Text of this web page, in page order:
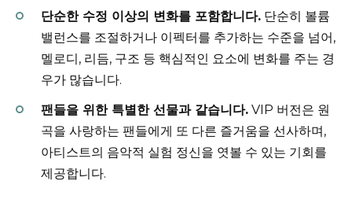
단순한 수정 이상의 변화를 포함합니다. 단순히 볼륨
밸런스를 조절하거나 이펙터를 추가하는 수준을 넘어,
멜로디, 리듬, 구조 등 핵심적인 요소에 변화를 주는 경
우가 많습니다.
팬들을 위한 특별한 선물과 같습니다. VIP 버전은 원
곡을 사랑하는 팬들에게 또 다른 즐거움을 선사하며,
아티스트의 음악적 실험 정신을 엿볼 수 있는 기회를
제공합니다.